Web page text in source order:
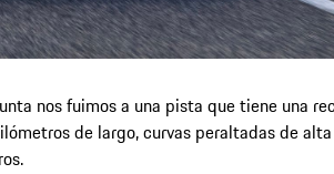
nos fuimos a una pista que tiene una
de largo, curvas peraltadas de